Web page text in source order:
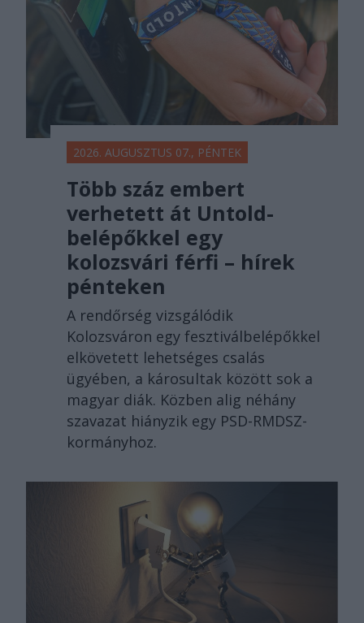
2026. AUGUSZTUS 07., PÉNTEK
Több száz embert
verhetett át Untold-
belépőkkel egy
kolozsvári férfi – hírek
pénteken
A rendőrség vizsgálódik
Kolozsváron egy fesztiválbelépőkkel
elkövetett lehetséges csalás
ügyében, a károsultak között sok a
magyar diák. Közben alig néhány
szavazat hiányzik egy PSD-RMDSZ-
kormányhoz.